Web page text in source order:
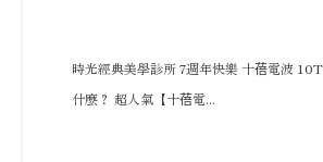
時光經典美學診所 7週年快樂 十蓓電波
什麼？ 超人氣【十蓓電...